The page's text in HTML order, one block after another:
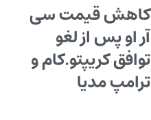
کاهش قیمت سی
آر او پس از لغو
توافق کریپتو.کام و
ترامپ مدیا